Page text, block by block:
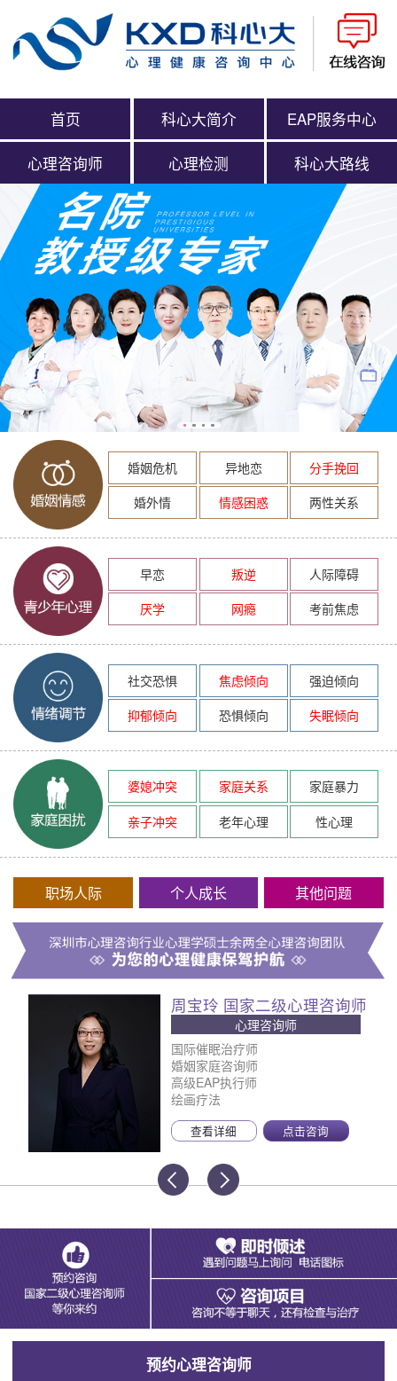
首页 科心大简介 EAP服务中心
心理咨询师 心理检测 科心大路线
婚姻危机 异地恋
分手挽回
婚外情
情感困惑 两性关系
早恋 叛逆
人际障碍
厌学
网瘾 考前焦虑
社交恐惧 焦虑倾向
强迫倾向
抑郁倾向
恐惧倾向 失眠倾向
婆媳冲突 家庭关系
家庭暴力
亲子冲突
老年心理 性心理
职场人际 个人成长 其他问题
周宝玲 国家二级心理咨询师
心理咨询师
国际催眠治疗师
婚姻家庭咨询师
高级EAP执行师
绘画疗法
查看详细 点击咨询
预约心理咨询师